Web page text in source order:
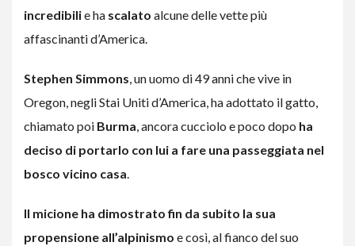
incredibilie ha scalato alcune delle vette più
affascinanti d’America.
Stephen Simmons, un uomo di 49 anni che vive in
Oregon, negli Stai Uniti d’America, ha adottato il gatto,
chiamato poi Burma, ancora cucciolo e poco dopo ha
deciso di portarlo con lui a fare una passeggiata nel
bosco vicino casa.
Il micione ha dimostrato fin da subito la sua
propensione all’alpinismo e così, al fianco del suo